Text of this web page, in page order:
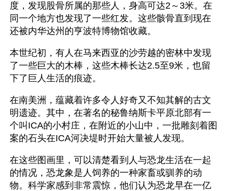
度，发现股骨所属的那些人，身高可达2～3米。在
同一个地方也发现了一些红发。这些骸骨直到现在
还被内华达州的亨波特博物馆收藏。
本世纪初，有人在马来西亚的沙劳越的密林中发现
了一些巨大的木棒，这些木棒长达2.5至9米，也留
下了巨人生活的痕迹。
在南美洲，蕴藏着许多令人好奇又不知其解的古文
明遗迹。其中，在著名的秘鲁纳斯卡平原北部有一
个叫ICA的小村庄，在附近的小山中，一批雕刻着图
案的石头在ICA河决堤时开始大量被人发现。
在这些图画里，可以清楚看到人与恐龙生活在一起
的情况，恐龙象是人饲养的一种家畜或驯养的动
物。科学家感到非常震惊，他们认为恐龙早在一亿